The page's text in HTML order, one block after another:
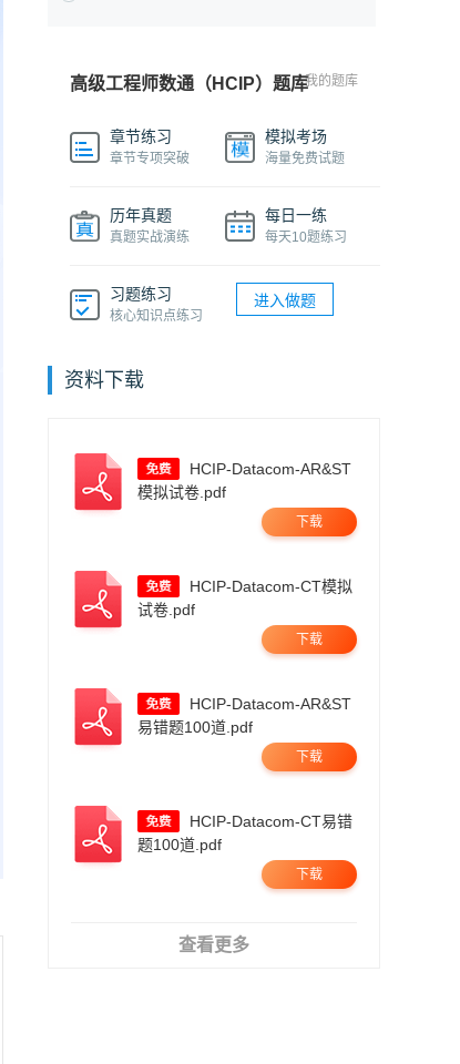
高级工程师数通（HCIP）题库我的题库
章节练习
章节专项突破
模拟考场
海量免费试题
历年真题
真题实战演练
每日一练
每天10题练习
习题练习
核心知识点练习
进入做题
资料下载
模拟试卷.pdf
下载
试卷.pdf
下载
易错题100道.pdf
下载
题100道.pdf
下载
查看更多